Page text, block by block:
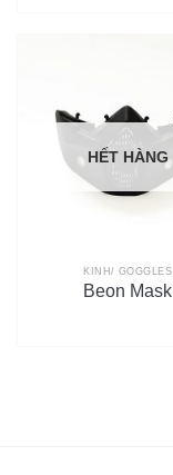
HẾT HÀNG
KÍNH/ GOGGLES
Beon Mask